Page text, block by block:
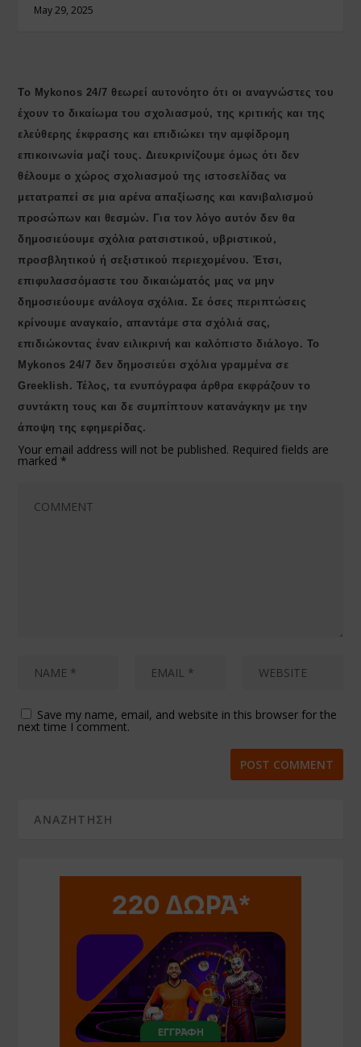
May 29, 2025
Το Mykonos 24/7 θεωρεί αυτονόητο ότι οι αναγνώστες του
έχουν το δικαίωμα του σχολιασμού, της κριτικής και της
ελεύθερης έκφρασης και επιδιώκει την αμφίδρομη
επικοινωνία μαζί τους. Διευκρινίζουμε όμως ότι δεν
θέλουμε ο χώρος σχολιασμού της ιστοσελίδας να
μετατραπεί σε μια αρένα απαξίωσης και κανιβαλισμού
προσώπων και θεσμών. Για τον λόγο αυτόν δεν θα
δημοσιεύουμε σχόλια ρατσιστικού, υβριστικού,
προσβλητικού ή σεξιστικού περιεχομένου. Έτσι,
επιφυλασσόμαστε του δικαιώματός μας να μην
δημοσιεύουμε ανάλογα σχόλια. Σε όσες περιπτώσεις
κρίνουμε αναγκαίο, απαντάμε στα σχόλιά σας,
επιδιώκοντας έναν ειλικρινή και καλόπιστο διάλογο. Το
Μykonos 24/7 δεν δημοσιεύει σχόλια γραμμένα σε
Greeklish. Τέλος, τα ενυπόγραφα άρθρα εκφράζουν το
συντάκτη τους και δε συμπίπτουν κατανάγκην με την
άποψη της εφημερίδας.
Your email address will not be published. Required fields are
marked *
Save my name, email, and website in this browser for the
next time I comment.